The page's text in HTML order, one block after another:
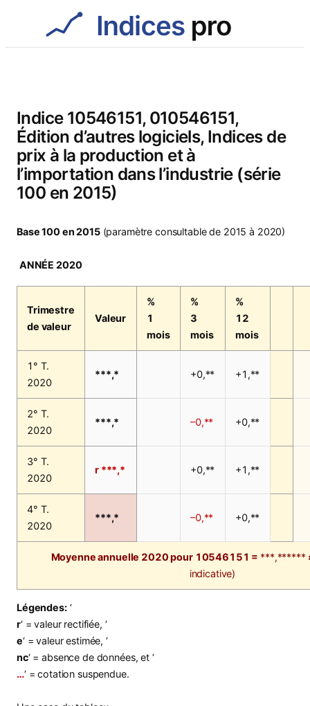
Indice 10546151, 010546151,
Édition d’autres logiciels, Indices de
prix à la production et à
l’importation dans l’industrie (série
100 en 2015)
Base 100 en 2015(paramètre consultable de 2015 à 2020)
ANNÉE 2020
Trimestre
de valeur
Valeur
%
1
mois
%
3
mois
%
12
mois
1° T.
2020
***,* +0,** +1,**
2° T.
2020
***,* –0,** +0,**
3° T.
2020
r ***,* +0,** +1,**
4° T.
2020
***,* –0,** +0,**
Moyenne annuelle 2020 pour 10546151 = ***,******
indicative)
Légendes:‘
r‘ = valeur rectifiée, ‘
e‘ = valeur estimée, ‘
nc‘ = absence de données, et ‘
…‘ = cotation suspendue.